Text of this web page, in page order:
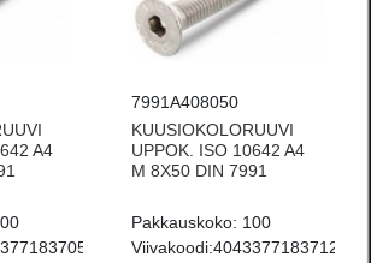
A4
7991A408050
KUUSIOKOLORUUVI
UPPOK. ISO 10642 A4
M 8X50 DIN 7991
Pakkauskoko: 100
Viivakoodi:4043377183712